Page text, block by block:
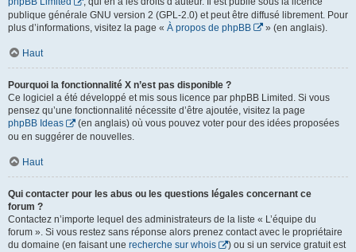
publique générale GNU version 2 (GPL-2.0) et peut être diffusé librement. Pour
plus d’informations, visitez la page « À propos de phpBB » (en anglais).
Haut
Pourquoi la fonctionnalité X n’est pas disponible ?
Ce logiciel a été développé et mis sous licence par phpBB Limited. Si vous
pensez qu’une fonctionnalité nécessite d’être ajoutée, visitez la page
phpBB Ideas
(en anglais) où vous pouvez voter pour des idées proposées
ou en suggérer de nouvelles.
Haut
Qui contacter pour les abus ou les questions légales concernant ce
forum ?
Contactez n’importe lequel des administrateurs de la liste « L’équipe du
forum ». Si vous restez sans réponse alors prenez contact avec le propriétaire
du domaine (en faisant une recherche sur whois
) ou si un service gratuit est